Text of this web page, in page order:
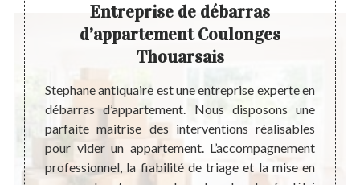
afin
le
Entreprise de débarras
d’appartement Coulonges
Thouarsais
Stephane antiquaire est une entreprise experte en
débarras d’appartement. Nous disposons une
parfaite maitrise des interventions réalisables
pour vider un appartement. L’accompagnement
professionnel, la fiabilité de triage et la mise en